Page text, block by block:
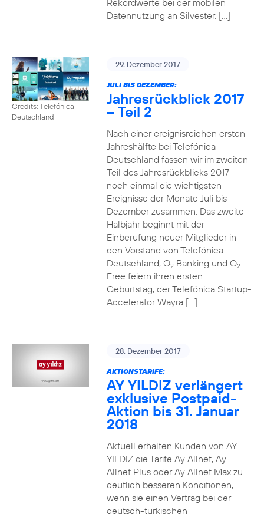
Rekordwerte bei der mobilen
Datennutzung an Silvester. […]
Credits: Telefónica
Deutschland
29. Dezember 2017
JULI BIS DEZEMBER:
Jahresrückblick 2017
– Teil 2
Nach einer ereignisreichen ersten
Jahreshälfte bei Telefónica
Deutschland fassen wir im zweiten
Teil des Jahresrückblicks 2017
noch einmal die wichtigsten
Ereignisse der Monate Juli bis
Dezember zusammen. Das zweite
Halbjahr beginnt mit der
Einberufung neuer Mitglieder in
den Vorstand von Telefónica
Deutschland, O2Banking und O2
Free feiern ihren ersten
Geburtstag, der Telefónica Startup-
Accelerator Wayra […]
28. Dezember 2017
AKTIONSTARIFE:
AY YILDIZ verlängert
exklusive Postpaid-
Aktion bis 31. Januar
2018
Aktuell erhalten Kunden von AY
YILDIZ die Tarife Ay Allnet, Ay
Allnet Plus oder Ay Allnet Max zu
deutlich besseren Konditionen,
wenn sie einen Vertrag bei der
deutsch-türkischen